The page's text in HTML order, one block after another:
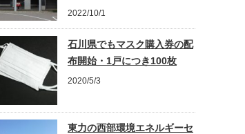
2022/10/1
石川県でもマスク購入券の配
布開始・1戸につき100枚
2020/5/3
東力の西部環境エネルギーセ